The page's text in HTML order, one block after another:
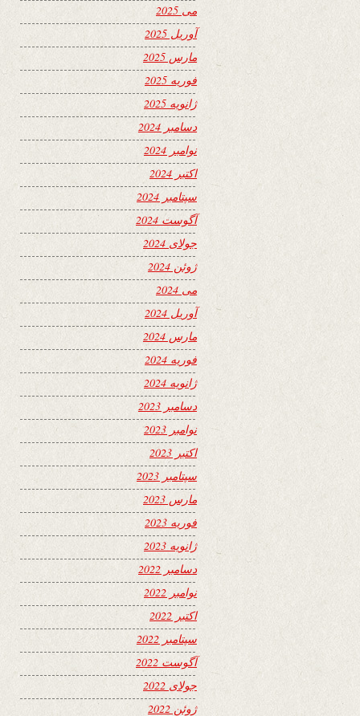
می 2025
آوریل 2025
مارس 2025
فوریه 2025
ژانویه 2025
دسامبر 2024
نوامبر 2024
اکتبر 2024
سپتامبر 2024
آگوست 2024
جولای 2024
ژوئن 2024
می 2024
آوریل 2024
مارس 2024
فوریه 2024
ژانویه 2024
دسامبر 2023
نوامبر 2023
اکتبر 2023
سپتامبر 2023
مارس 2023
فوریه 2023
ژانویه 2023
دسامبر 2022
نوامبر 2022
اکتبر 2022
سپتامبر 2022
آگوست 2022
جولای 2022
ژوئن 2022